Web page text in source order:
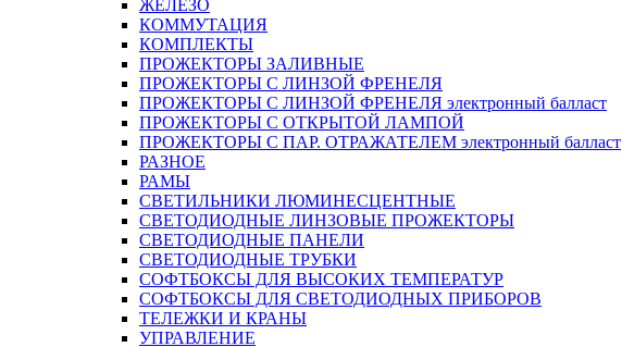
ЖЕЛЕЗО
КОММУТАЦИЯ
КОМПЛЕКТЫ
ПРОЖЕКТОРЫ ЗАЛИВНЫЕ
ПРОЖЕКТОРЫ С ЛИНЗОЙ ФРЕНЕЛЯ
ПРОЖЕКТОРЫ С ЛИНЗОЙ ФРЕНЕЛЯ электронный балласт
ПРОЖЕКТОРЫ С ОТКРЫТОЙ ЛАМПОЙ
ПРОЖЕКТОРЫ С ПАР. ОТРАЖАТЕЛЕМ электронный балласт
РАЗНОЕ
РАМЫ
СВЕТИЛЬНИКИ ЛЮМИНЕСЦЕНТНЫЕ
СВЕТОДИОДНЫЕ ЛИНЗОВЫЕ ПРОЖЕКТОРЫ
СВЕТОДИОДНЫЕ ПАНЕЛИ
СВЕТОДИОДНЫЕ ТРУБКИ
СОФТБОКСЫ ДЛЯ ВЫСОКИХ ТЕМПЕРАТУР
СОФТБОКСЫ ДЛЯ СВЕТОДИОДНЫХ ПРИБОРОВ
ТЕЛЕЖКИ И КРАНЫ
УПРАВЛЕНИЕ